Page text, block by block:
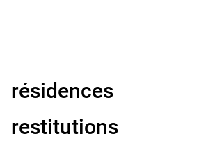
résidences
restitutions